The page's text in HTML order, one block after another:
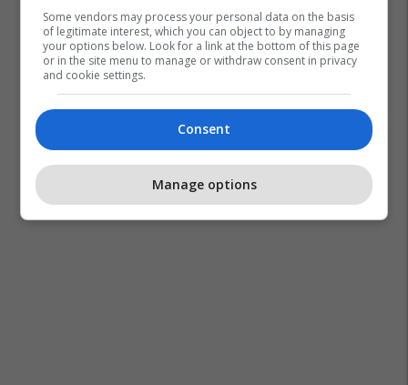
Some vendors may process your personal data on the basis
of legitimate interest, which you can object to by managing
your options below. Look for a link at the bottom of this page
or in the site menu to manage or withdraw consent in privacy
and cookie settings.
Consent
Manage options